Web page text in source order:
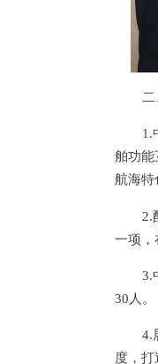
1.
舶功能
航海特
2.
一项，
3.
30人。
4.
度，